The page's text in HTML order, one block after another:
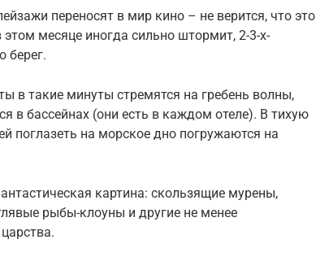
переносят в мир кино – не верится, что это
месяце иногда сильно штормит, 2-3-х-
берег.
в такие минуты стремятся на гребень волны,
в бассейнах (они есть в каждом отеле). В тихую
поглазеть на морское дно погружаются на
картина: скользящие мурены,
рыбы-клоуны и другие не менее